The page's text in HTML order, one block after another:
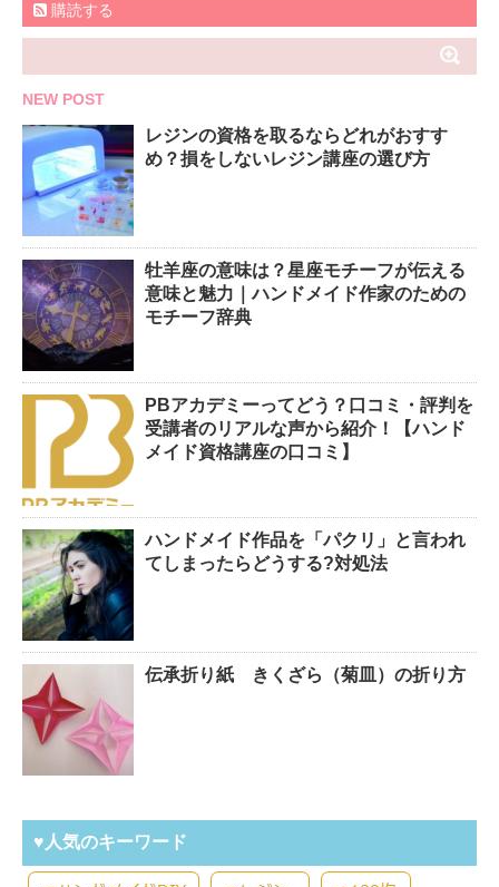
購読する
NEW POST
レジンの資格を取るならどれがおすす
め？損をしないレジン講座の選び方
牡羊座の意味は？星座モチーフが伝える
意味と魅力｜ハンドメイド作家のための
モチーフ辞典
PBアカデミーってどう？口コミ・評判を
受講者のリアルな声から紹介！【ハンド
メイド資格講座の口コミ】
ハンドメイド作品を「パクリ」と言われ
てしまったらどうする?対処法
伝承折り紙 きくざら（菊皿）の折り方
♥人気のキーワード